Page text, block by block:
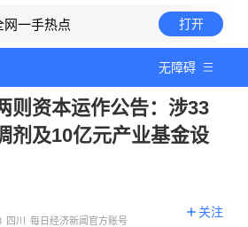
网一手热点 打开
无障碍
则资本运作公告：涉33
剂及10亿元产业基金设
四川 每日经济新闻官方账号
关注